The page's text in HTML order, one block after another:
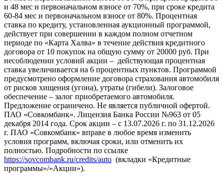
и 48 мес и первоначальном взносе от 70%, при сроке кредита
60-84 мес и первоначальном взносе от 80%. Процентная
ставка по кредиту, установленная аукционный программой,
действует при совершении в каждом полном отчетном
периоде по «Карта Халва» в течение действия кредитного
договора от 10 покупок на общую сумму от 20000 руб. При
несоблюдении условий акции – действующая процентная
ставка увеличивается на 6 процентных пунктов. Программой
предусмотрено оформление договора страхования автомобиля
от рисков хищения (угона), утраты (гибели). Залоговое
обеспечение – залог приобретаемого автомобиля.
Предложение ограничено. Не является публичной офертой.
ПАО «Совкомбанк». Лицензия Банка России №963 от 05
декабря 2014 года. Срок акции – с 13.07.2026 г. по 31.12.2026
г. ПАО «Совкомбанк» вправе в любое время изменить
условия программ, включая сроки, или отменить их
полностью. Подробности по ссылке
https://sovcombank.ru/credits/auto (вкладки «Кредитные
программы»/»Акции»).